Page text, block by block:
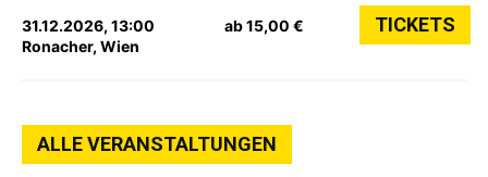
31.12.2026, 13:00
Ronacher, Wien
ab 15,00 € TICKETS
ALLE VERANSTALTUNGEN